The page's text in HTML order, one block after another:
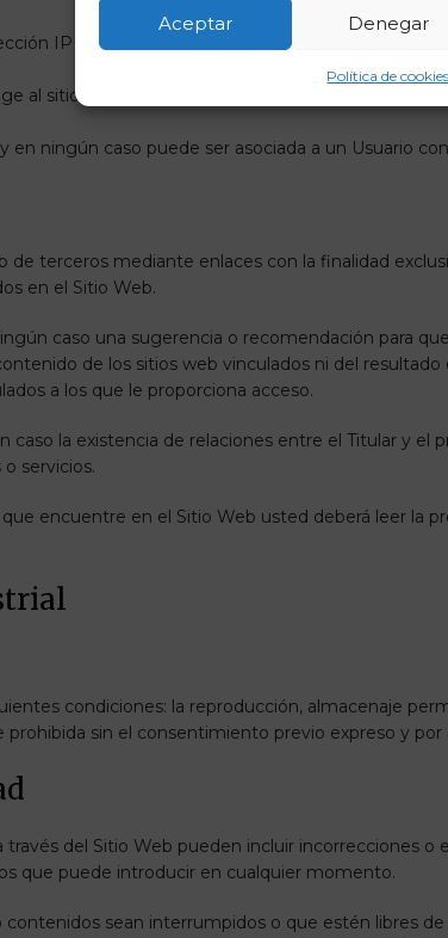
Aceptar Denegar
Política de cookies
IP que les da acceso a la red.
al sitio Web.
ningún caso puede ser asociada a un Usuario
de terceros mediante enlaces con la finalidad
en el Sitio Web.
caso una sugerencia o recomendación para
de los sitios web vinculados ni del
a los que le proporciona acceso.
la existencia de relaciones entre el Titular y el
servicios.
encuentre en el Sitio Web usted deberá leer la
condiciones: la reproducción, almacenaje
sin el consentimiento previo expreso y por
del Sitio Web pueden incluir incorrecciones
que puede introducir en cualquier momento.
contenidos sean interrumpidos o que estén libres